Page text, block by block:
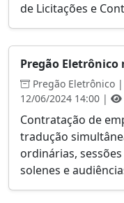
de Licitações e
Pregão Eletrônico
Pregão Eletrônico |
12/06/2024 14:00 |
Contratação de
tradução
ordinárias,
solenes e